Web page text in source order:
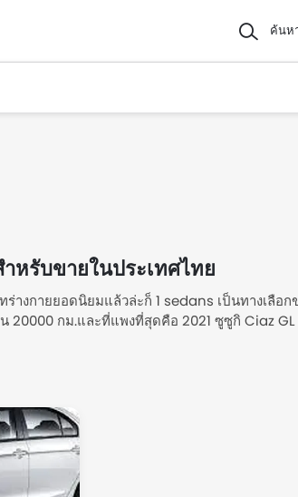
ค้นห
หรับขายในประเทศไทย
ร่างกายยอดนิยมแล้วล่ะก็ 1 sedans เป็นทางเลื
20000 กม.และที่แพงที่สุดคือ 2021 ซูซูกิ Ciaz
Thailand รายการราคา เริ่มต้นที่ ฿407,000 สำ
ราคา